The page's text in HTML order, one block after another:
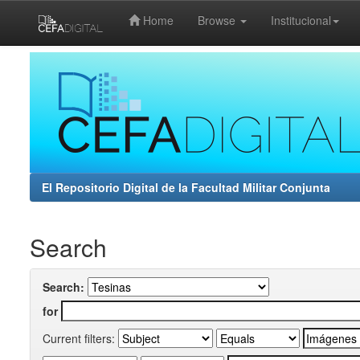
Home Browse Institucional
El Repositorio Digital de la Facultad Militar Conjunta
Search
Search:
for
Current filters: